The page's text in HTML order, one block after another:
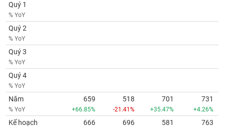
Quý 1
% YoY
Quý 2
% YoY
Quý 3
% YoY
Quý 4
% YoY
Năm
% YoY
659
+66.85%
518
-21.41%
701
+35.47%
731
+4.26%
Kế hoạch 666 696 581 763